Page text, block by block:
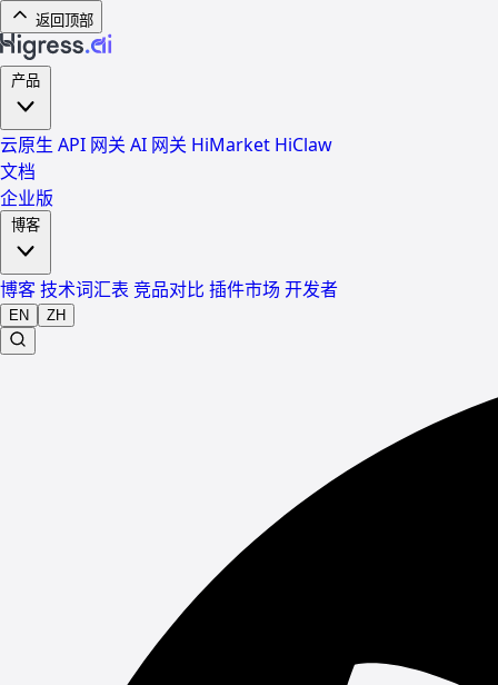
返回顶部
云原生 API 网关 AI 网关 HiMarket HiClaw
文档
企业版
博客技术词汇表 竞品对比 插件市场 开发者
EN ZH